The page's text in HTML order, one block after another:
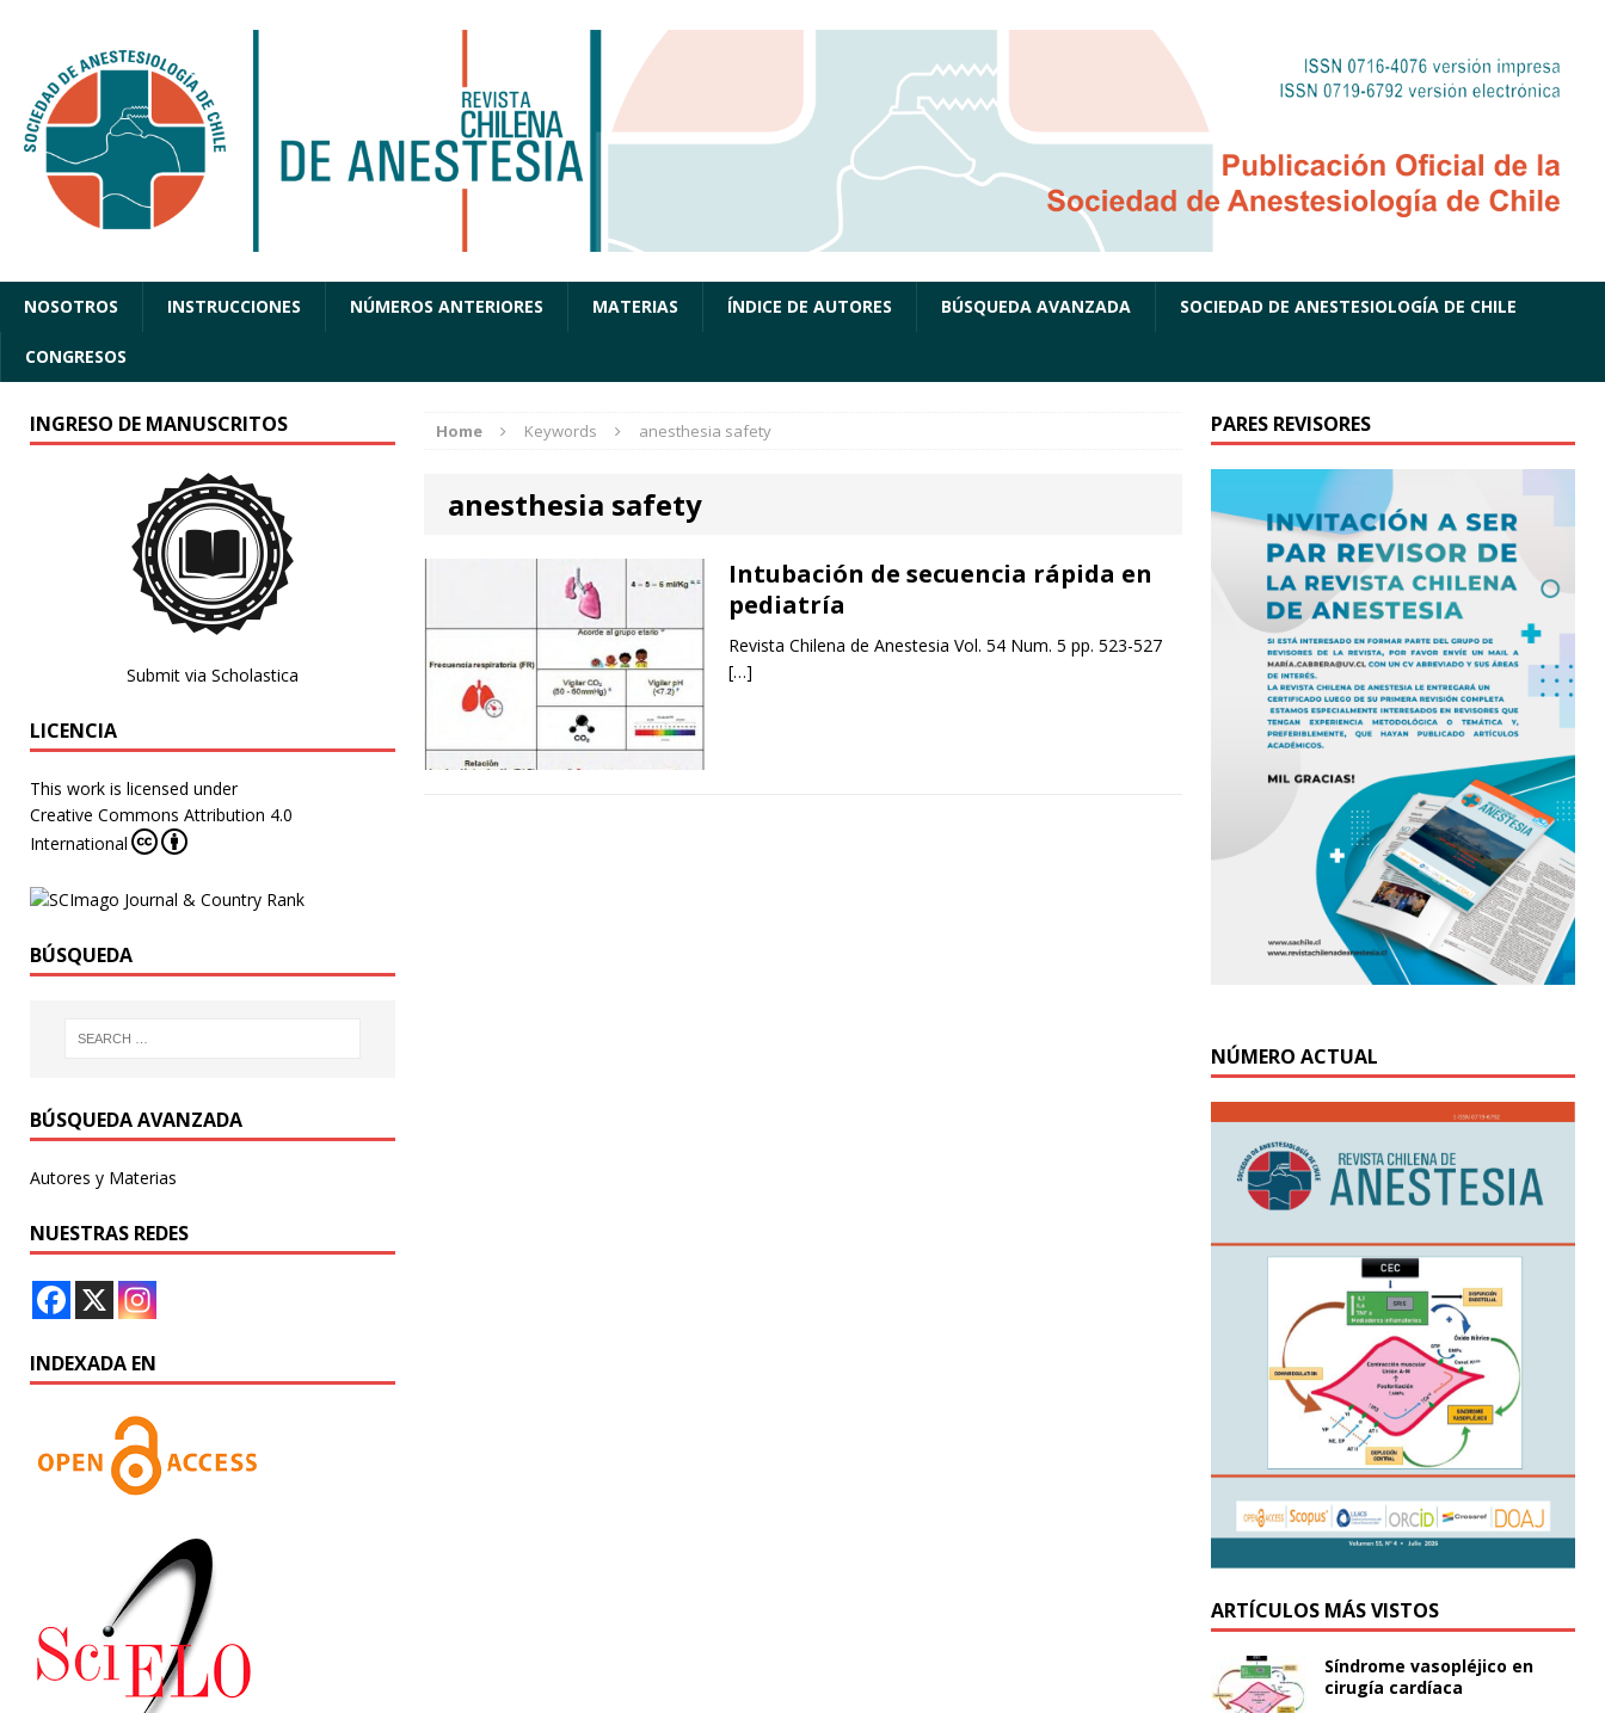
NOSOTROS INSTRUCCIONES NÚMEROS ANTERIORES MATERIAS ÍNDICE DE AUTORES BÚSQUEDA AVANZADA SOCIEDAD DE ANESTESIOLOGÍA DE CHILE
CONGRESOS
Home Keywords anesthesia safety
anesthesia safety
Intubación de secuencia rápida en
pediatría
Revista Chilena de Anestesia Vol. 54 Num. 5 pp. 523-527
[…]
INGRESO DE MANUSCRITOS
Submit via Scholastica
LICENCIA
This work is licensed under
Creative Commons Attribution 4.0
International
BÚSQUEDA
BÚSQUEDA AVANZADA
Autores y Materias
NUESTRAS REDES
INDEXADA EN
PARES REVISORES
NÚMERO ACTUAL
ARTÍCULOS MÁS VISTOS
Síndrome vasopléjico en
cirugía cardíaca